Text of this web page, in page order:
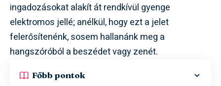
ingadozásokat alakít át rendkívül gyenge
elektromos jellé; anélkül, hogy ezt a jelet
felerősítenénk, sosem hallanánk meg a
hangszóróból a beszédet vagy zenét.
Főbb pontok